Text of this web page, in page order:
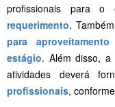
profissionais para o
requerimento.
para
estágio. Além disso, a
atividades deverá
profissionais,